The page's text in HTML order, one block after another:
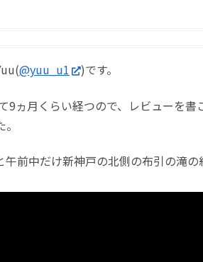
@yuu_u1 )です。
9ヵ月くらい経つので、レビューを
午前中だけ新神戸の北側の布引の滝